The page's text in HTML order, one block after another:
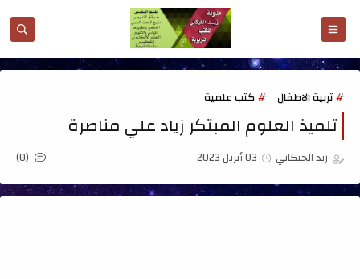
تربية الاطفال كتب علمية
تلميذ العلوم المبتكر زياد علي مناصرة
زيد الخيكاني 03 أبريل 2023 (0)